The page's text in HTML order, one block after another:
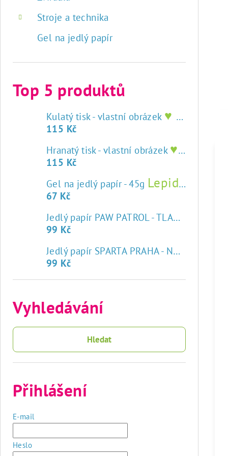
Stroje a technika
Gel na jedlý papír
Top 5 produktů
Kulatý tisk - vlastní obrázek ♥ tisk na jedlý papír
115 Kč
Hranatý tisk - vlastní obrázek ♥ tisk na jedlý papír
115 Kč
Gel na jedlý papír - 45g Lepidlo na jedlý papír
67 Kč
Jedlý papír PAW PATROL - TLAPKOVÁ PATROLA
99 Kč
Jedlý papír SPARTA PRAHA - NOVÝ ZNAK
99 Kč
Vyhledávání
Hledat
Přihlášení
E-mail
Heslo